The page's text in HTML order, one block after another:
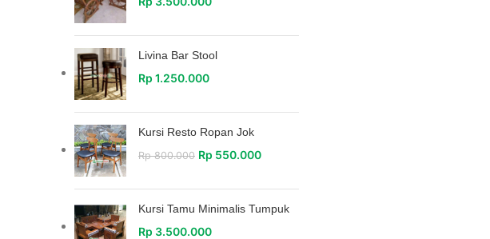
Livina Bar Stool
Rp 1.250.000
Kursi Resto Ropan Jok
Rp800.000 Rp 550.000
Kursi Tamu Minimalis Tumpuk
Rp 3.500.000